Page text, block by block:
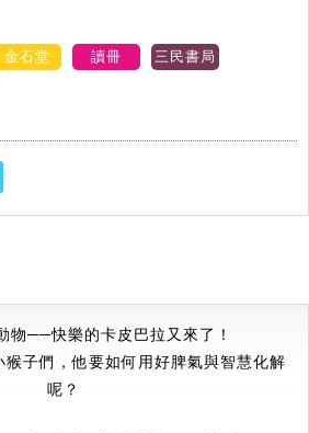
金石堂 讀冊
三民書局
物──快樂的卡皮巴拉又來了！
子們，他要如何用好脾氣與智慧化解
呢？